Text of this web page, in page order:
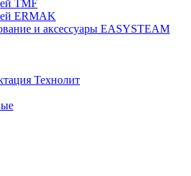
TMF
ERMAK
и аксессуары EASYSTEAM
Технолит